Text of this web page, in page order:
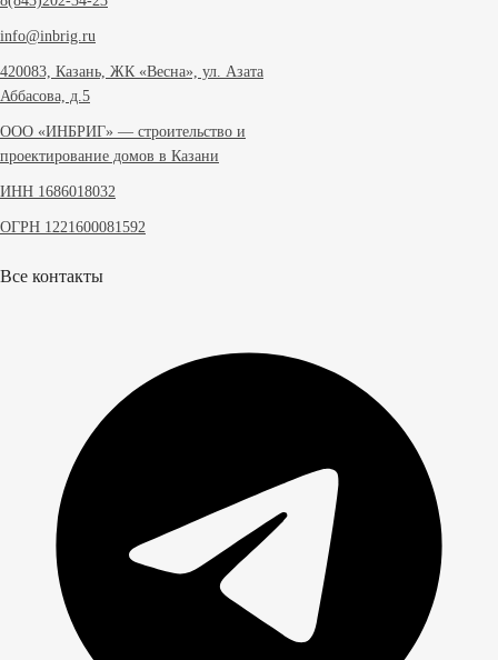
info@inbrig.ru
420083, Казань, ЖК «Весна», ул. Азата
Аббасова, д.5
ООО «ИНБРИГ» — строительство и
проектирование домов в Казани
ИНН 1686018032
ОГРН 1221600081592
Все контакты